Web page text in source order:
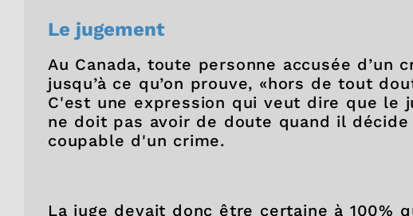
Le jugement
Au Canada, toute personne accusée d’un
jusqu’à ce qu’on prouve, «hors de tout
C'est une expression qui veut dire que le
ne doit pas avoir de doute quand il
coupable d'un crime.
La juge devait donc être certaine à 100%